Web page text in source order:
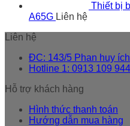
Thiết bị
A65G Liên hệ
Liên hệ
ĐC: 143/5 Phan huy
Hotline 1: 0913 109 944
Hỗ trợ khách hàng
Hình thức thanh toán
Hướng dẫn mua hàng